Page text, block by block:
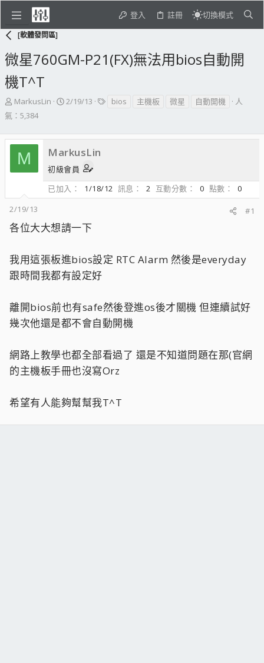
登入 註冊 切換模式
[軟體發問區]
微星760GM-P21(FX)無法用bios自動開
機T^T
主
題
起
人
MarkusLin
開
期
2/19/13
標bios 主機板 微星 自動開機
人
氣：5,384
M MarkusLin
初級會員
已加入
1/18/12 訊息 2 互動分數 0 點數
0
2/19/13
#1
各位大大想請一下
我用這張板進bios設定 RTC Alarm 然後是everyday
跟時間我都有設定好
離開bios前也有safe然後登進os後才關機 但連續試好
幾次他還是都不會自動開機
網路上教學也都全部看過了 還是不知道問題在那(官網
的主機板手冊也沒寫Orz
希望有人能夠幫幫我T^T